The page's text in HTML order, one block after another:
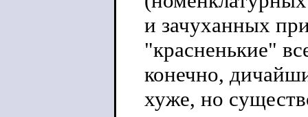
и зачуханных
"красненькие"
конечно,
хуже, но